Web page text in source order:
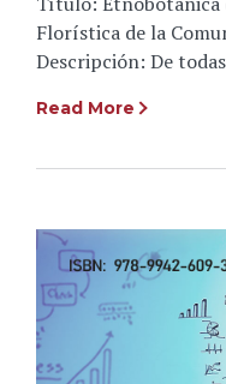
Florística de la
Descripción: De
Read More